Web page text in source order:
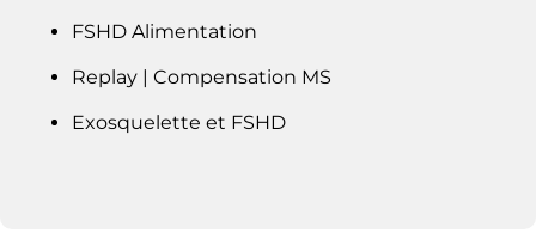
FSHD Alimentation
Replay | Compensation MS
Exosquelette et FSHD